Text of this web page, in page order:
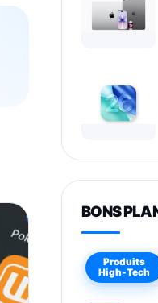
BONS
Produits
High-Tech